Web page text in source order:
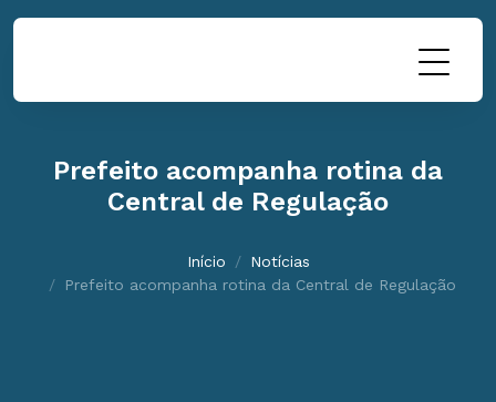
Prefeito acompanha rotina da
Central de Regulação
Início
Notícias
Prefeito acompanha rotina da Central de Regulação